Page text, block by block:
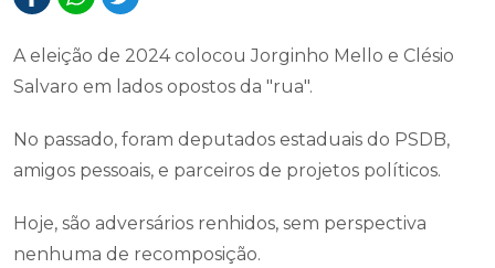
A eleição de 2024 colocou Jorginho Mello e Clésio
Salvaro em lados opostos da "rua".
No passado, foram deputados estaduais do PSDB,
amigos pessoais, e parceiros de projetos políticos.
Hoje, são adversários renhidos, sem perspectiva
nenhuma de recomposição.